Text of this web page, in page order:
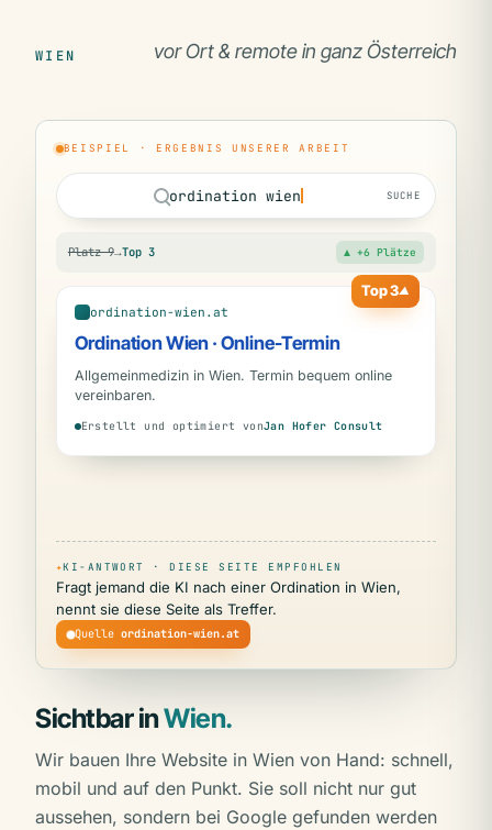
WIEN vor Ort & remote in ganz Österreich
BEISPIEL · ERGEBNIS UNSERER ARBEIT
ordination wien SUCHE
Platz 9→Top 3 ▲ +6 Plätze
Top 3▲
ordination-wien.at
Ordination Wien · Online-Termin
Allgemeinmedizin in Wien. Termin bequem online
vereinbaren.
Erstellt und optimiert vonJan Hofer Consult
✦KI-ANTWORT · DIESE SEITE EMPFOHLEN
Fragt jemand die KI nach einer Ordination in Wien,
nennt sie diese Seite als Treffer.
Quelle ordination-wien.at
Sichtbar inWien.
Wir bauen Ihre Website in Wien von Hand: schnell,
mobil und auf den Punkt. Sie soll nicht nur gut
aussehen, sondern bei Google gefunden werden